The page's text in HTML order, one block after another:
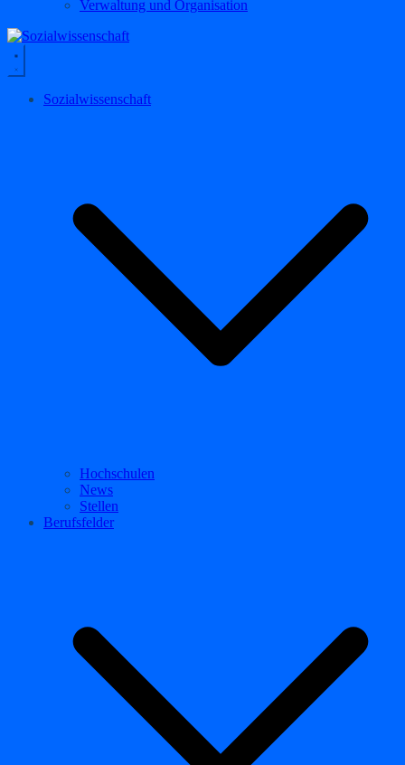
Verwaltung und Organisation
Sozialwissenschaft
Hochschulen
News
Stellen
Berufsfelder